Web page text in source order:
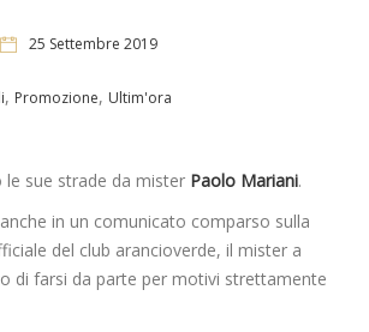
25 Settembre 2019
, Promozione, Ultim'ora
le sue strade da mister Paolo Mariani.
in un comunicato comparso sulla
del club arancioverde, il mister a
di farsi da parte per motivi strettamente